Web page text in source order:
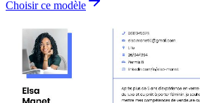
Choisir ce modèle